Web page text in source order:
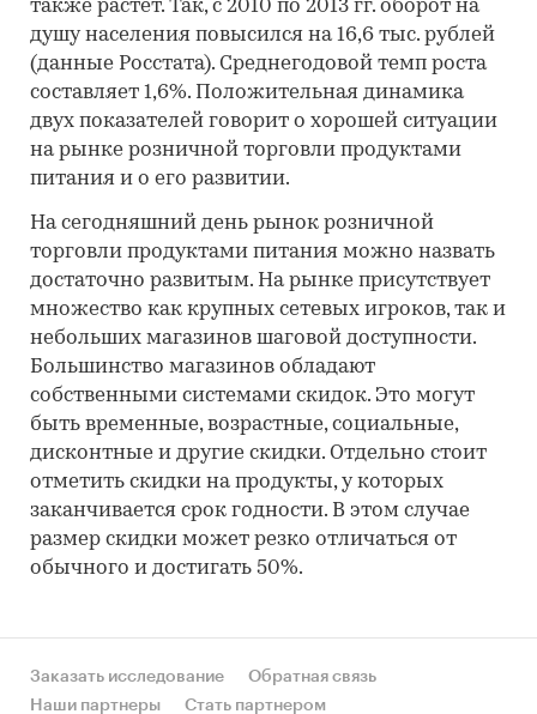
также растет. Так, с 2010 по 2013 гг. оборот на
душу населения повысился на 16,6 тыс. рублей
(данные Росстата). Среднегодовой темп роста
составляет 1,6%. Положительная динамика
двух показателей говорит о хорошей ситуации
на рынке розничной торговли продуктами
питания и о его развитии.
На сегодняшний день рынок розничной
торговли продуктами питания можно назвать
достаточно развитым. На рынке присутствует
множество как крупных сетевых игроков, так и
небольших магазинов шаговой доступности.
Большинство магазинов обладают
собственными системами скидок. Это могут
быть временные, возрастные, социальные,
дисконтные и другие скидки. Отдельно стоит
отметить скидки на продукты, у которых
заканчивается срок годности. В этом случае
размер скидки может резко отличаться от
обычного и достигать 50%.
Заказать исследование
Обратная связь
Наши партнеры
Стать партнером